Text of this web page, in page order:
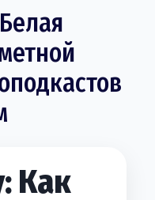
Как